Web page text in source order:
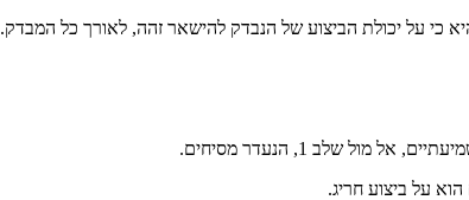
כי על יכולת הביצוע של הנבדק להישאר זהה, לאורך כל המבדק.
שלב 1, הנעדר מסיחים.